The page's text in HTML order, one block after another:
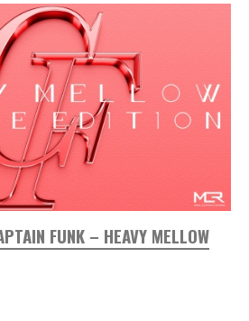
FUNK – HEAVY MELLOW